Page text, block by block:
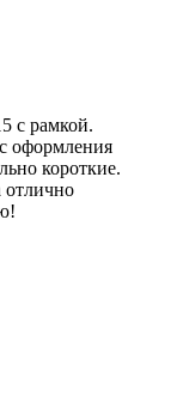
с рамкой.
оформления
короткие.
отлично